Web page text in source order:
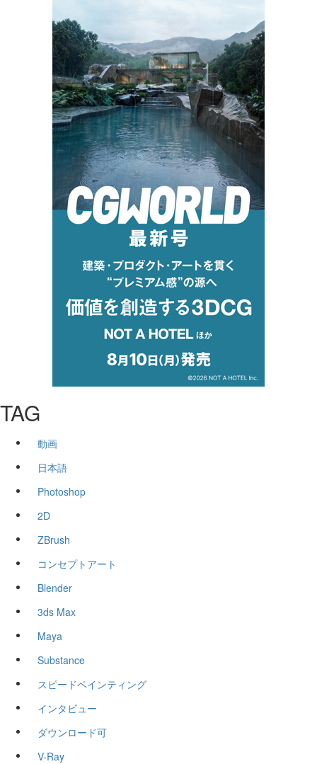
TAG
動画
日本語
Photoshop
2D
ZBrush
コンセプトアート
Blender
3ds Max
Maya
Substance
スピードペインティング
インタビュー
ダウンロード可
V-Ray